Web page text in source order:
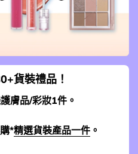
貨裝禮品！
膚品/彩妝1件。
*精選貨裝產品一件 。